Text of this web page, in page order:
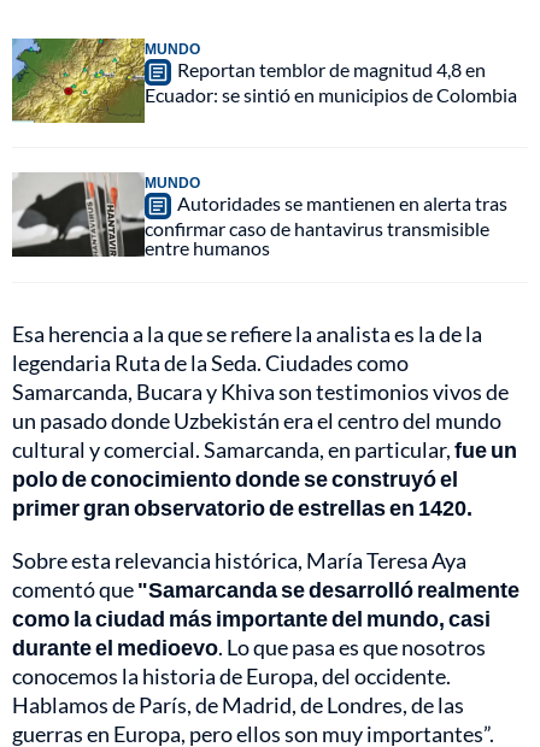
MUNDO
Reportan temblor de magnitud 4,8 en
Ecuador: se sintió en municipios de Colombia
MUNDO
Autoridades se mantienen en alerta tras
confirmar caso de hantavirus transmisible
entre humanos
Esa herencia a la que se refiere la analista es la de la
legendaria Ruta de la Seda. Ciudades como
Samarcanda, Bucara y Khiva son testimonios vivos de
un pasado donde Uzbekistán era el centro del mundo
cultural y comercial. Samarcanda, en particular,fue un
polo de conocimiento donde se construyó el
primer gran observatorio de estrellas en 1420.
Sobre esta relevancia histórica, María Teresa Aya
comentó que"Samarcanda se desarrolló realmente
como la ciudad más importante del mundo, casi
durante el medioevo. Lo que pasa es que nosotros
conocemos la historia de Europa, del occidente.
Hablamos de París, de Madrid, de Londres, de las
guerras en Europa, pero ellos son muy importantes”.